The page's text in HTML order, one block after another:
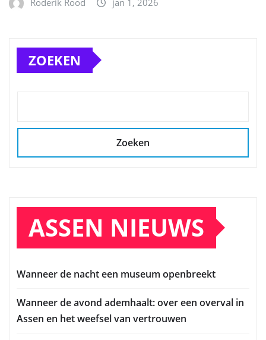
ZOEKEN
Zoeken
ASSEN NIEUWS
Wanneer de nacht een museum openbreekt
Wanneer de avond ademhaalt: over een overval in
Assen en het weefsel van vertrouwen